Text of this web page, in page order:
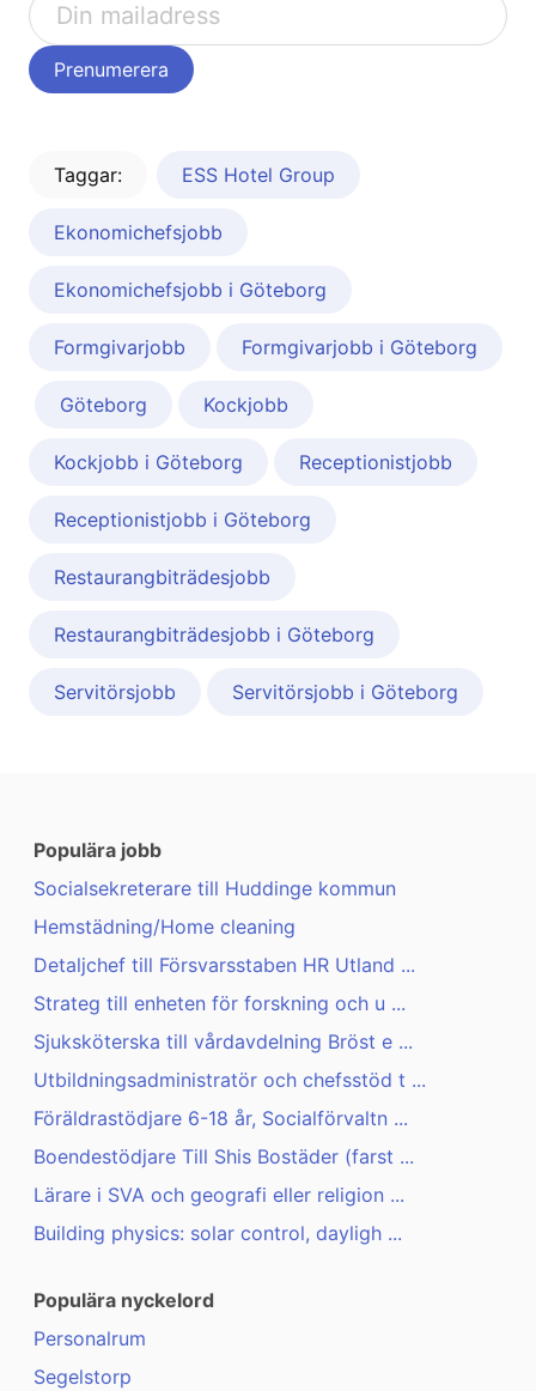
Taggar: ESS Hotel Group
Ekonomichefsjobb
Ekonomichefsjobb i Göteborg
Formgivarjobb Formgivarjobb i Göteborg
Göteborg Kockjobb
Kockjobb i Göteborg Receptionistjobb
Receptionistjobb i Göteborg
Restaurangbiträdesjobb
Restaurangbiträdesjobb i Göteborg
Servitörsjobb Servitörsjobb i Göteborg
Populära jobb
Socialsekreterare till Huddinge kommun
Hemstädning/Home cleaning
Detaljchef till Försvarsstaben HR Utland ...
Strateg till enheten för forskning och u ...
Sjuksköterska till vårdavdelning Bröst e ...
Utbildningsadministratör och chefsstöd t ...
Föräldrastödjare 6-18 år, Socialförvaltn ...
Boendestödjare Till Shis Bostäder (farst ...
Lärare i SVA och geografi eller religion ...
Building physics: solar control, dayligh ...
Populära nyckelord
Personalrum
Segelstorp